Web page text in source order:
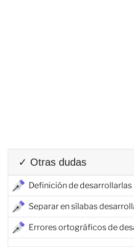
✓ Otras dudas
Definición de desarrollarlas
Separar en sílabas
Errores ortográficos de